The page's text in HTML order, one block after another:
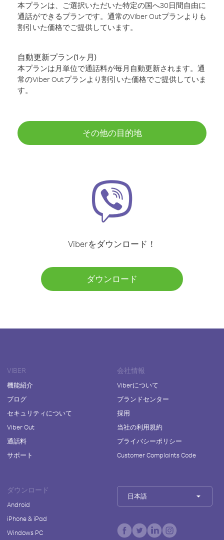
本プランは、ご選択いただいた特定の国へ30日間自由に
通話ができるプランです。通常のViber Outプランよりも
割引いた価格でご提供しています。
自動更新プラン(1ヶ月)
本プランは月単位で通話料が毎月自動更新されます。通
常のViber Outプランより割引いた価格でご提供していま
す。
その他の目的地
Viberをダウンロード！
ダウンロード
VIBER
機能紹介
ブログ
セキュリティについて
Viber Out
通話料
サポート
会社情報
Viberについて
ブランドセンター
採用
当社の利用規約
プライバシーポリシー
Customer Complaints Code
ダウンロード
Android
iPhone & iPad
Windows PC
日本語